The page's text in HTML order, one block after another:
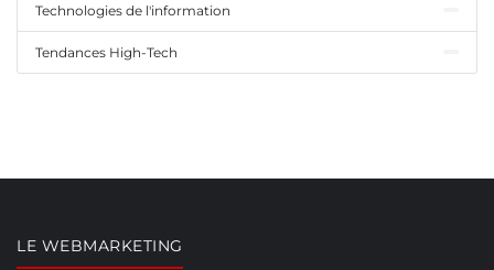
Technologies de l'information
Tendances High-Tech
LE WEBMARKETING